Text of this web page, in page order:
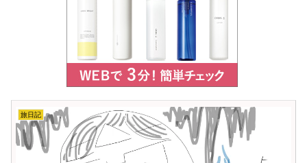
旅日記